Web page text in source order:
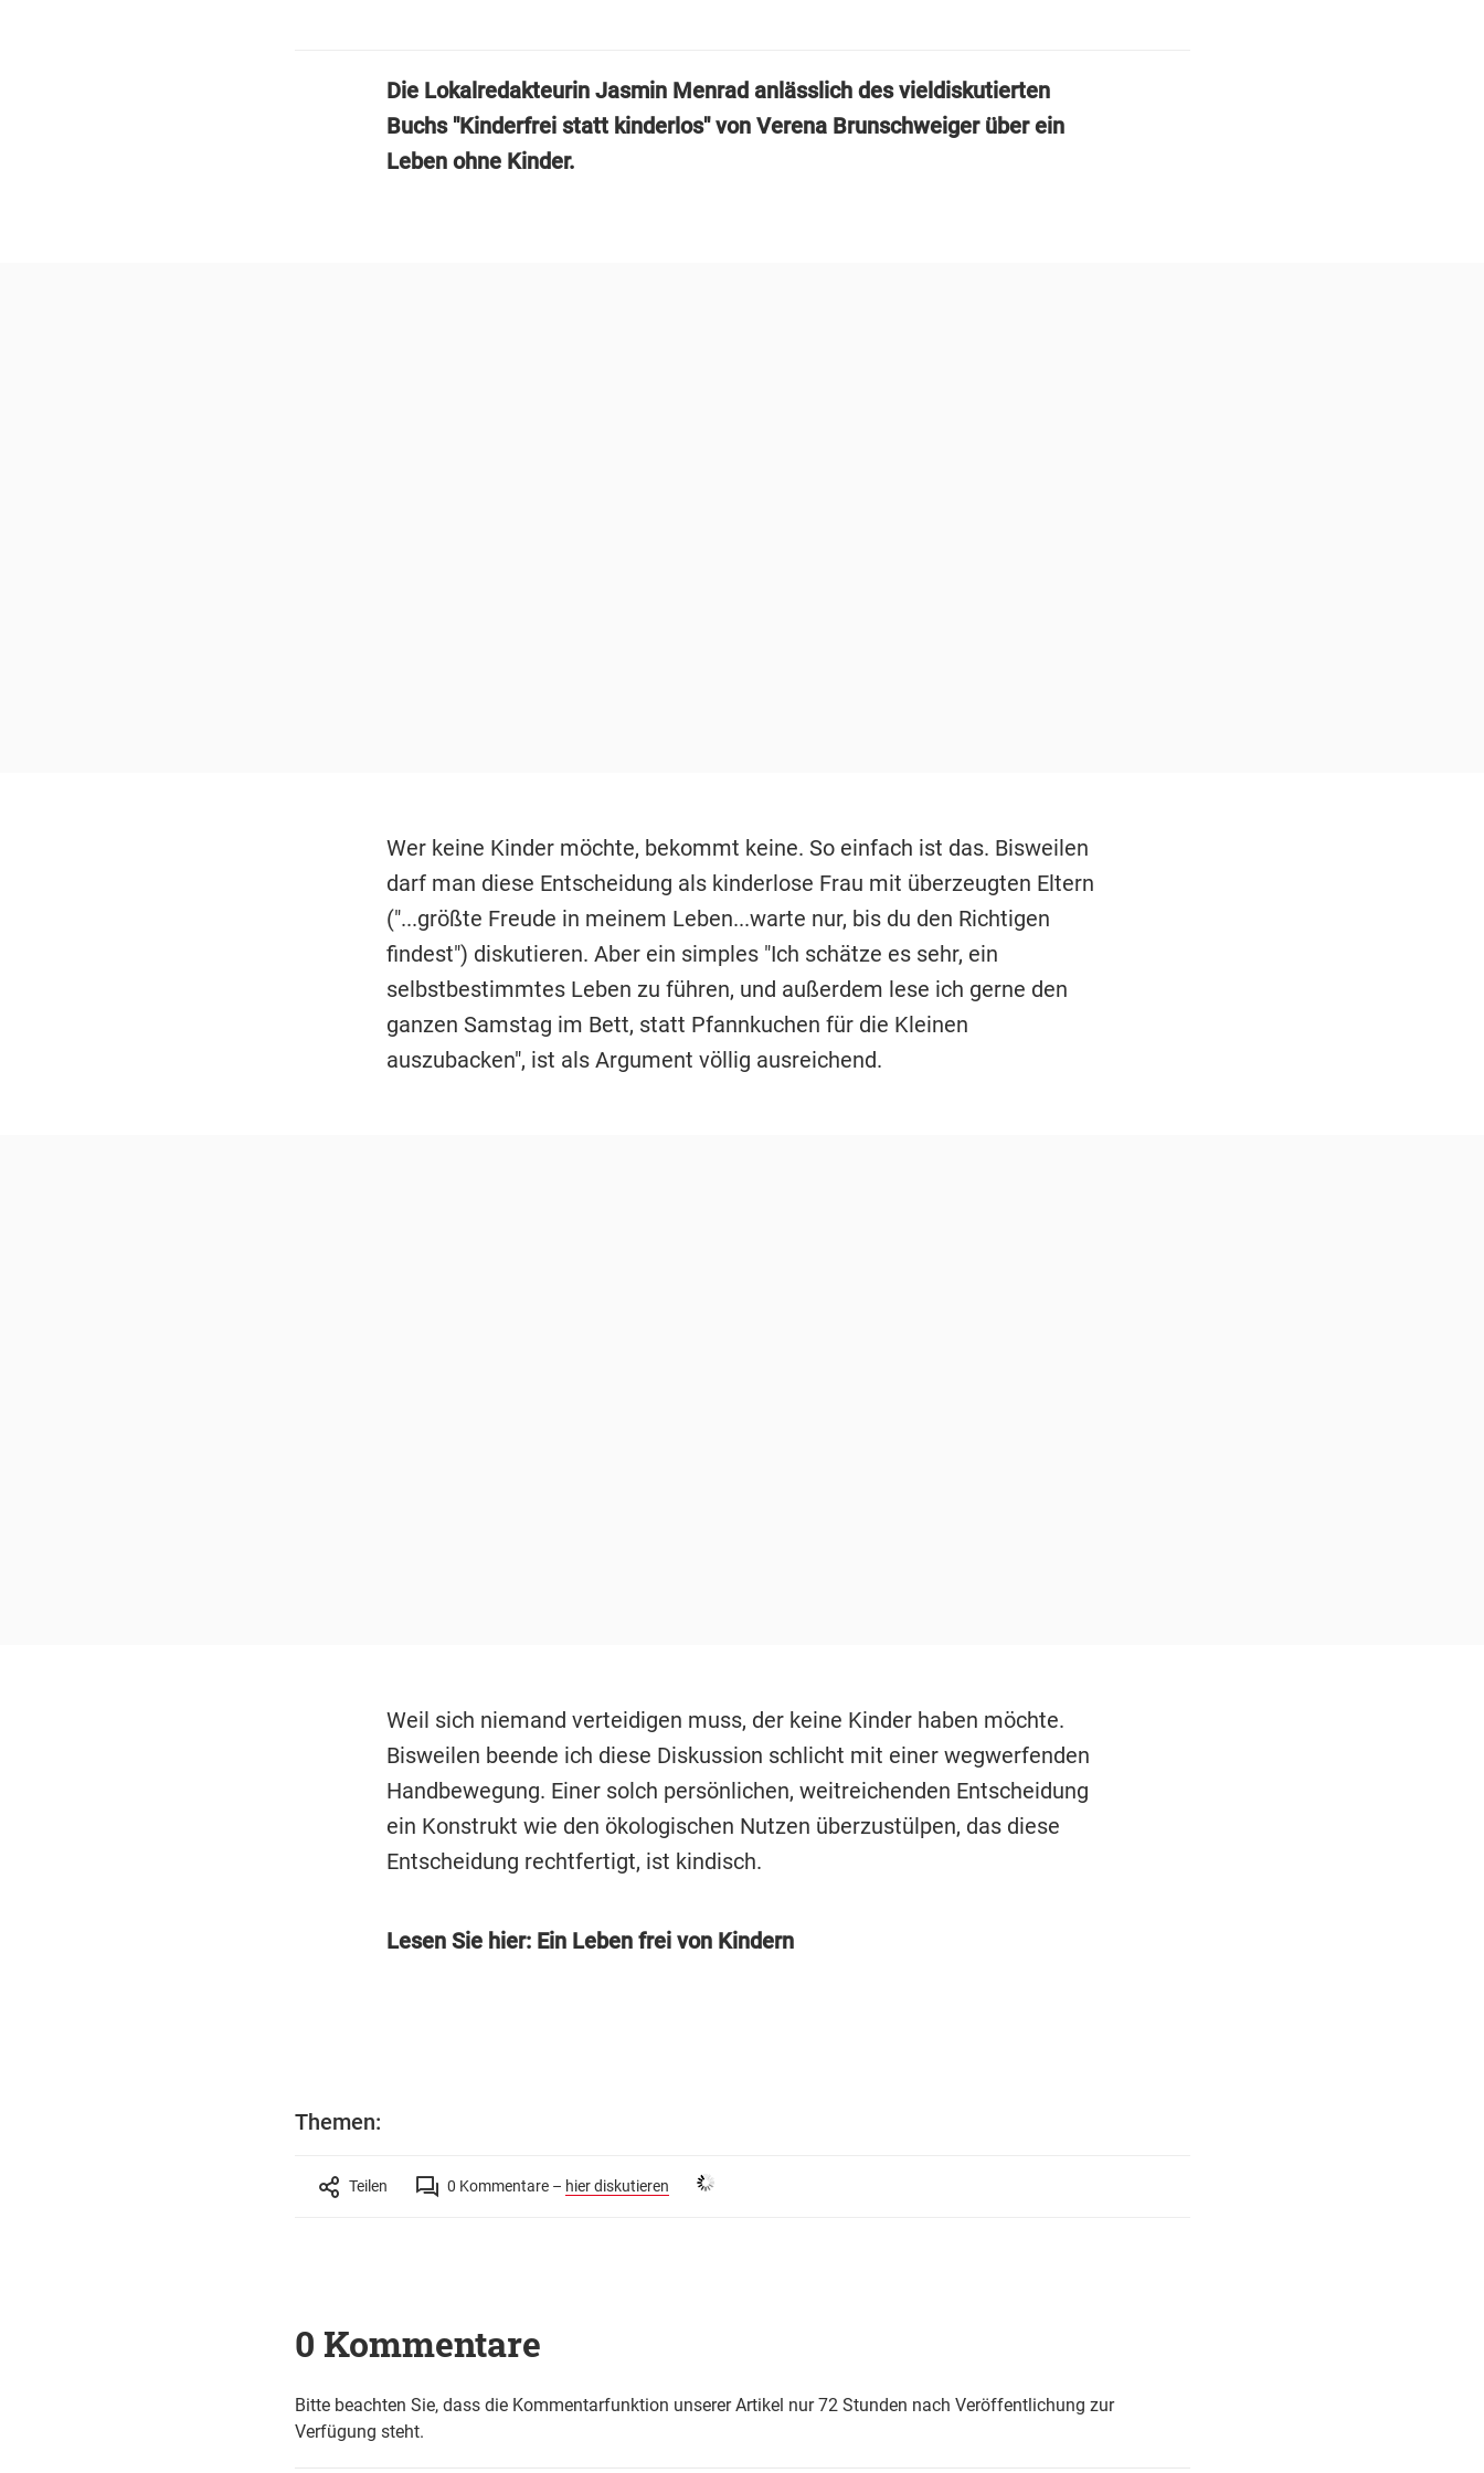
Die Lokalredakteurin Jasmin Menrad anlässlich des vieldiskutierten
Buchs "Kinderfrei statt kinderlos" von Verena Brunschweiger über ein
Leben ohne Kinder.
Wer keine Kinder möchte, bekommt keine. So einfach ist das. Bisweilen
darf man diese Entscheidung als kinderlose Frau mit überzeugten Eltern
("...größte Freude in meinem Leben...warte nur, bis du den Richtigen
findest") diskutieren. Aber ein simples "Ich schätze es sehr, ein
selbstbestimmtes Leben zu führen, und außerdem lese ich gerne den
ganzen Samstag im Bett, statt Pfannkuchen für die Kleinen
auszubacken", ist als Argument völlig ausreichend.
Weil sich niemand verteidigen muss, der keine Kinder haben möchte.
Bisweilen beende ich diese Diskussion schlicht mit einer wegwerfenden
Handbewegung. Einer solch persönlichen, weitreichenden Entscheidung
ein Konstrukt wie den ökologischen Nutzen überzustülpen, das diese
Entscheidung rechtfertigt, ist kindisch.
Lesen Sie hier: Ein Leben frei von Kindern
Themen:
Teilen 0 Kommentare – hier diskutieren
0 Kommentare
Bitte beachten Sie, dass die Kommentarfunktion unserer Artikel nur 72 Stunden nach Veröffentlichung zur
Verfügung steht.